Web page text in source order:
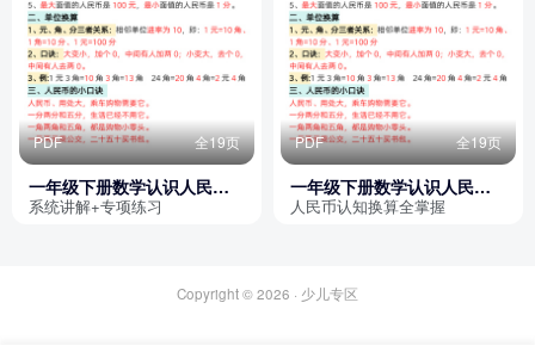
PDF 全19页
一年级下册数学认识人民币
专题详解（含专项练习）
系统讲解+专项练习
PDF 全19页
一年级下册数学认识人民币
专题详解
人民币认知换算全掌握
Copyright © 2026 · 少儿专区